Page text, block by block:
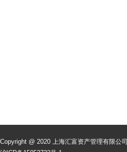
Copyright @ 2020 上海汇富资产管理有限公司